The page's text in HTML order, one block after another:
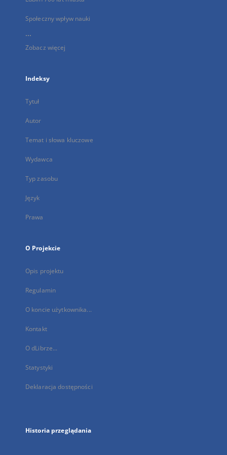
Społeczny wpływ nauki
...
Zobacz więcej
Indeksy
Tytuł
Autor
Temat i słowa kluczowe
Wydawca
Typ zasobu
Język
Prawa
O Projekcie
Opis projektu
Regulamin
O koncie użytkownika...
Kontakt
O dLibrze...
Statystyki
Deklaracja dostępności
Historia przeglądania